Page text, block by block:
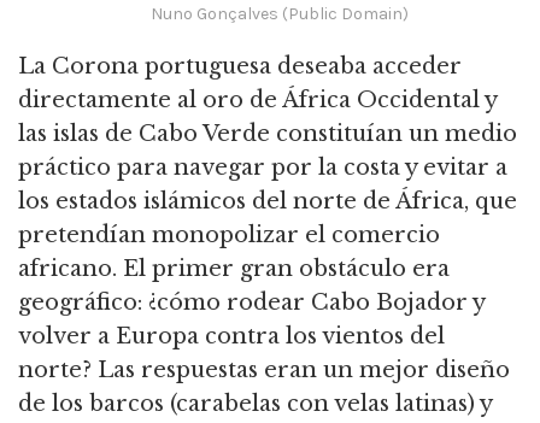
Nuno Gonçalves (Public Domain)
La Corona portuguesa deseaba acceder
directamente al oro de África Occidental y
las islas de Cabo Verde constituían un medio
práctico para navegar por la costa y evitar a
los estados islámicos del norte de África, que
pretendían monopolizar el comercio
africano. El primer gran obstáculo era
geográfico: ¿cómo rodear Cabo Bojador y
volver a Europa contra los vientos del
norte? Las respuestas eran un mejor diseño
de los barcos (carabelas con velas latinas) y